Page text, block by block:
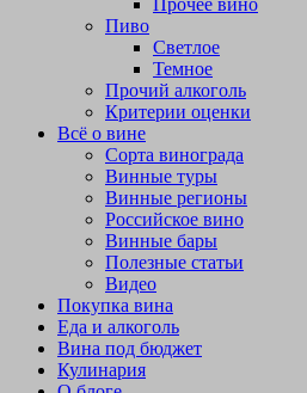
Прочее вино
Пиво
Светлое
Темное
Прочий алкоголь
Критерии оценки
Всё о вине
Сорта винограда
Винные туры
Винные регионы
Российское вино
Винные бары
Полезные статьи
Видео
Покупка вина
Еда и алкоголь
Вина под бюджет
Кулинария